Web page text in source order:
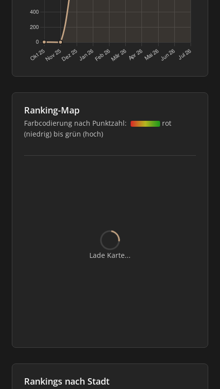
Ranking-Map
Farbcodierung nach Punktzahl:
rot
(niedrig) bis grün (hoch)
Lade Karte...
Rankings nach Stadt